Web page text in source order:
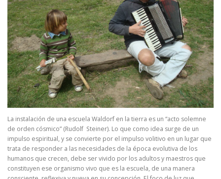
La instalación de una escuela Waldorf en la tierra es un “acto solemne
de orden cósmico” (Rudolf Steiner). Lo que como idea surge de un
impulso espiritual, y se convierte por el impulso volitivo en un lugar que
trata de responder a las necesidades de la época evolutiva de los
humanos que crecen, debe ser vivido por los adultos y maestros que
constituyen ese organismo vivo que es la escuela, de una manera